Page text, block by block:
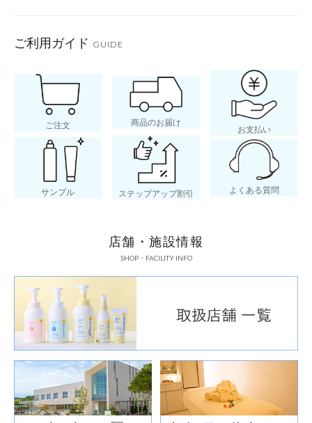
POINT
頬、Tゾーン
ねぬり。ハイ
ご利用ガイド GUIDE
ご注文 商品のお届け
お支払い
サンプル ステップアップ割引 よくある質問
店舗・施設情報
SHOP・FACILITY INFO